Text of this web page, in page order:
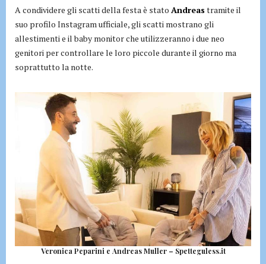
A condividere gli scatti della festa è stato Andreas tramite il
suo profilo Instagram ufficiale, gli scatti mostrano gli
allestimenti e il baby monitor che utilizzeranno i due neo
genitori per controllare le loro piccole durante il giorno ma
soprattutto la notte.
Veronica Peparini e Andreas Muller – Spetteguless.it